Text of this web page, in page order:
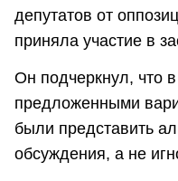
депутатов от
приняла участие в
Он подчеркнул, что
предложенными
были представить
обсуждения, а не